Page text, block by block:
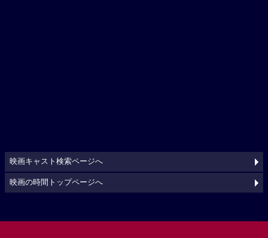
映画キャスト検索ページへ
映画の時間トップページへ